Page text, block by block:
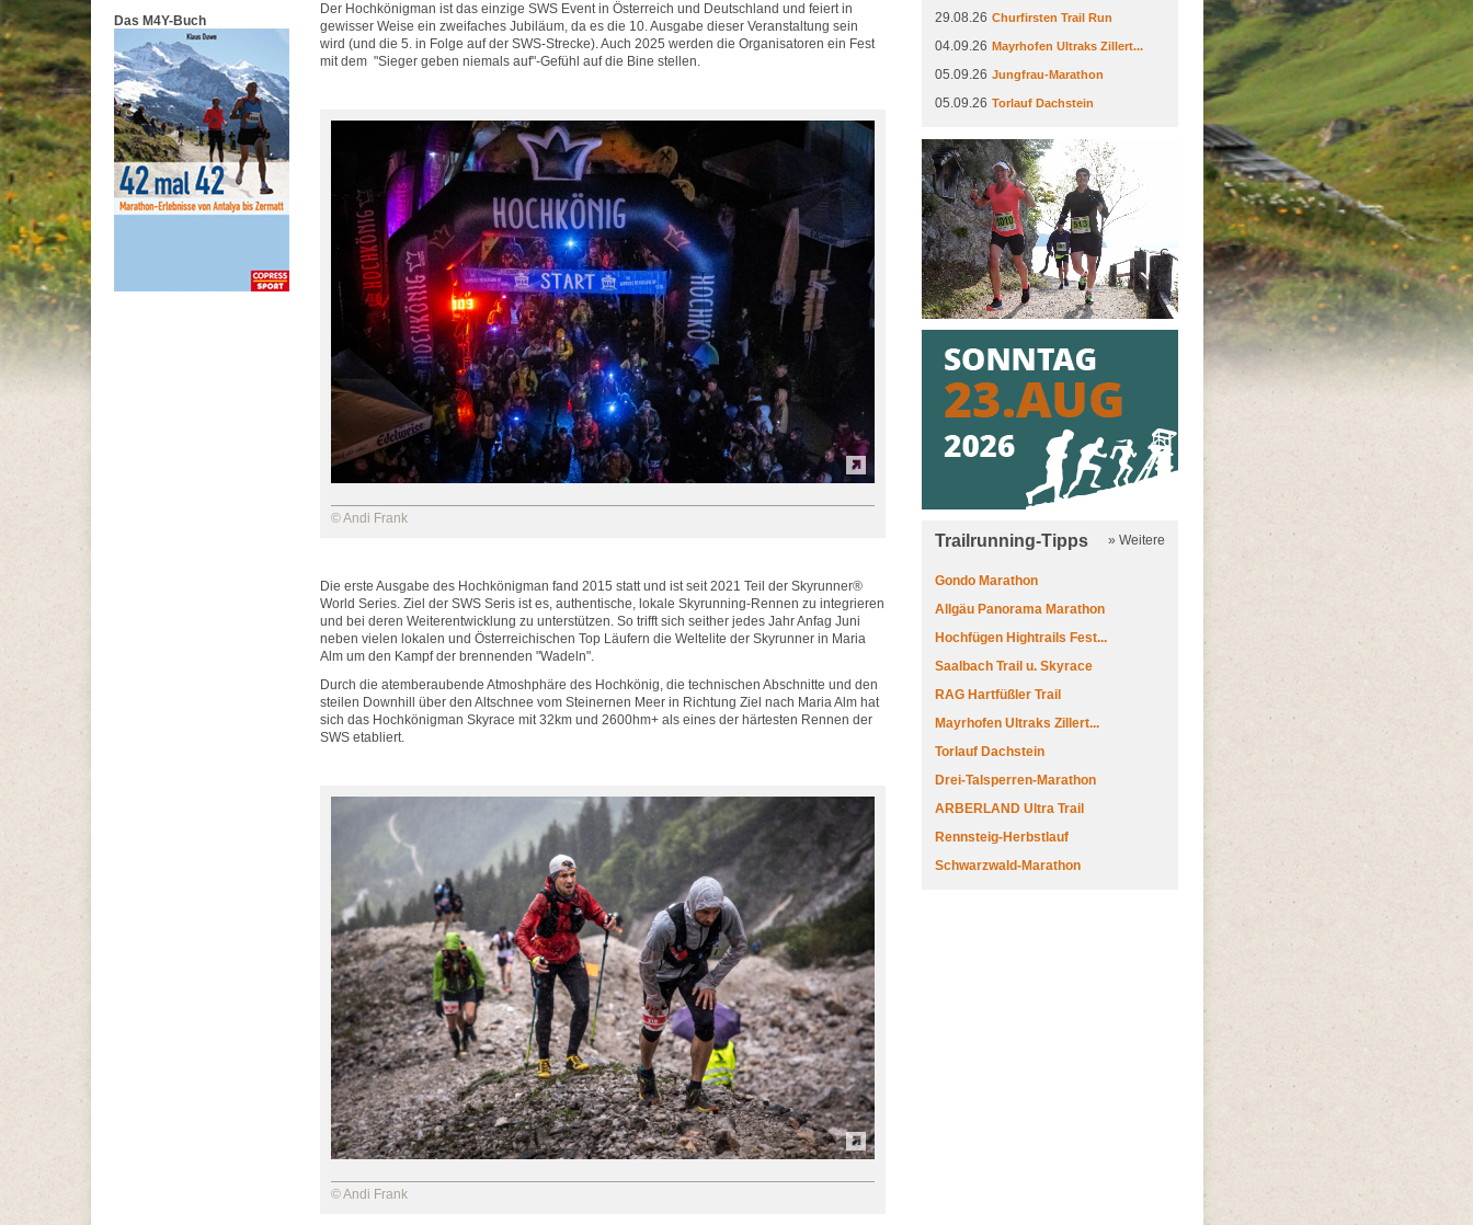
Das M4Y-Buch
Der Hochkönigman ist das einzige SWS Event in Österreich und Deutschland und feiert in
gewisser Weise ein zweifaches Jubiläum, da es die 10. Ausgabe dieser Veranstaltung sein
wird (und die 5. in Folge auf der SWS-Strecke). Auch 2025 werden die Organisatoren ein Fest
mit dem "Sieger geben niemals auf"-Gefühl auf die Bine stellen.
© Andi Frank
Die erste Ausgabe des Hochkönigman fand 2015 statt und ist seit 2021 Teil der Skyrunner®
World Series. Ziel der SWS Seris ist es, authentische, lokale Skyrunning-Rennen zu integrieren
und bei deren Weiterentwicklung zu unterstützen. So trifft sich seither jedes Jahr Anfag Juni
neben vielen lokalen und Österreichischen Top Läufern die Weltelite der Skyrunner in Maria
Alm um den Kampf der brennenden "Wadeln".
Durch die atemberaubende Atmoshphäre des Hochkönig, die technischen Abschnitte und den
steilen Downhill über den Altschnee vom Steinernen Meer in Richtung Ziel nach Maria Alm hat
sich das Hochkönigman Skyrace mit 32km und 2600hm+ als eines der härtesten Rennen der
SWS etabliert.
© Andi Frank
29.08.26 Churfirsten Trail Run
04.09.26 Mayrhofen Ultraks Zillert...
05.09.26 Jungfrau-Marathon
05.09.26 Torlauf Dachstein
Trailrunning-Tipps » Weitere
Gondo Marathon
Allgäu Panorama Marathon
Hochfügen Hightrails Fest...
Saalbach Trail u. Skyrace
RAG Hartfüßler Trail
Mayrhofen Ultraks Zillert...
Torlauf Dachstein
Drei-Talsperren-Marathon
ARBERLAND Ultra Trail
Rennsteig-Herbstlauf
Schwarzwald-Marathon